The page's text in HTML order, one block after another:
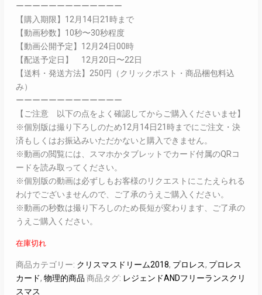
ーーーーーーーーーーーーー
【購入期限】12月14日21時まで
【動画秒数】10秒〜30秒程度
【動画公開予定】12月24日00時
【配送予定日】 12月20日〜22日
【送料・発送方法】250円（クリックポスト・商品梱包料込
み）
ーーーーーーーーーーーーー
【ご注意 以下の点をよく確認してからご購入くださいませ】
※個別版は撮り下ろしのため12月14日21時までにご注文・決
済もしくはお振込みいただかないと購入できません。
※動画の閲覧には、スマホかタブレットでカード付属のQRコ
ードを読み取ってください。
※個別版の動画は必ずしもお客様のリクエストにこたえられる
わけでございませんので、ご了承のうえご購入ください。
※動画の秒数は撮り下ろしのため長短が変わります、ご了承の
うえご購入ください。
在庫切れ
商品カテゴリー: クリスマスドリーム2018, プロレス, プロレス
カード, 物理的商品 商品タグ: レジェンドANDフリーランスクリ
スマス